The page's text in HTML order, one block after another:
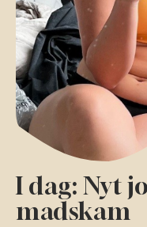
I dag: Nyt
madskam